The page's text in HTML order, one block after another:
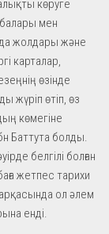
көруге
мен
жолдары және
карталар,
өзінде
жүріп өтіп, өз
көмегіне
Баттута болды.
белгілі болған
жетпес тарихи
ол әлем
енді.